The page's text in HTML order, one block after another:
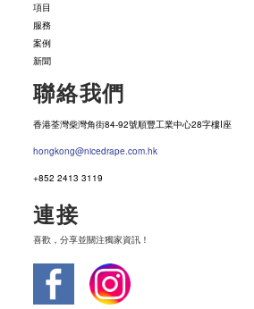
項目
服務
案例
新聞
聯絡我們
香港荃灣柴灣角街84-92號順豐工業中心28字樓I座
hongkong@nicedrape.com.hk
+852 2413 3119
連接
喜歡，分享並關注獨家資訊！